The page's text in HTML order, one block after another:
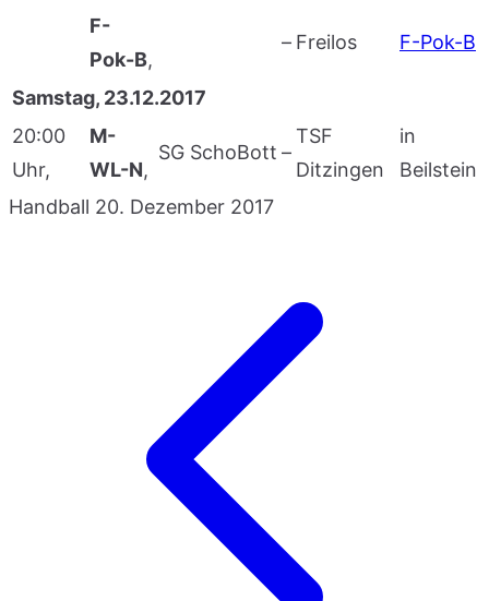
F-
Pok-B,
– Freilos F-Pok-B
Samstag, 23.12.2017
20:00
Uhr,
M-
WL-N,
SG SchoBott –
TSF
Ditzingen
in
Beilstein
Handball 20. Dezember 2017